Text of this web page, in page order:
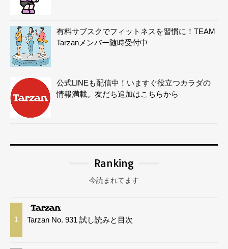
有料サブスクでフィットネスを習慣に！TEAM
Tarzanメンバー随時受付中
公式LINEも配信中！いますぐ役立つカラダの
情報満載。友だち追加はこちらから
Ranking
今読まれてます
1 Tarzan No. 931 試し読みと目次